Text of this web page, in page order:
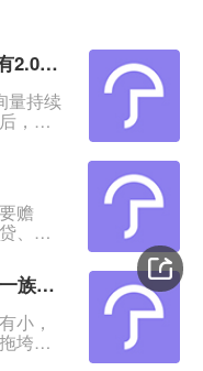
分红快返年金"神仙打架"？意值有2.0深度测评！
量持续
，相
年金
利，
在整
纷纷
赡
、车
廉保
门槛
市面
赔规
，普
2026年定期寿险榜单更新！房贷一族必备！
小，
垮全